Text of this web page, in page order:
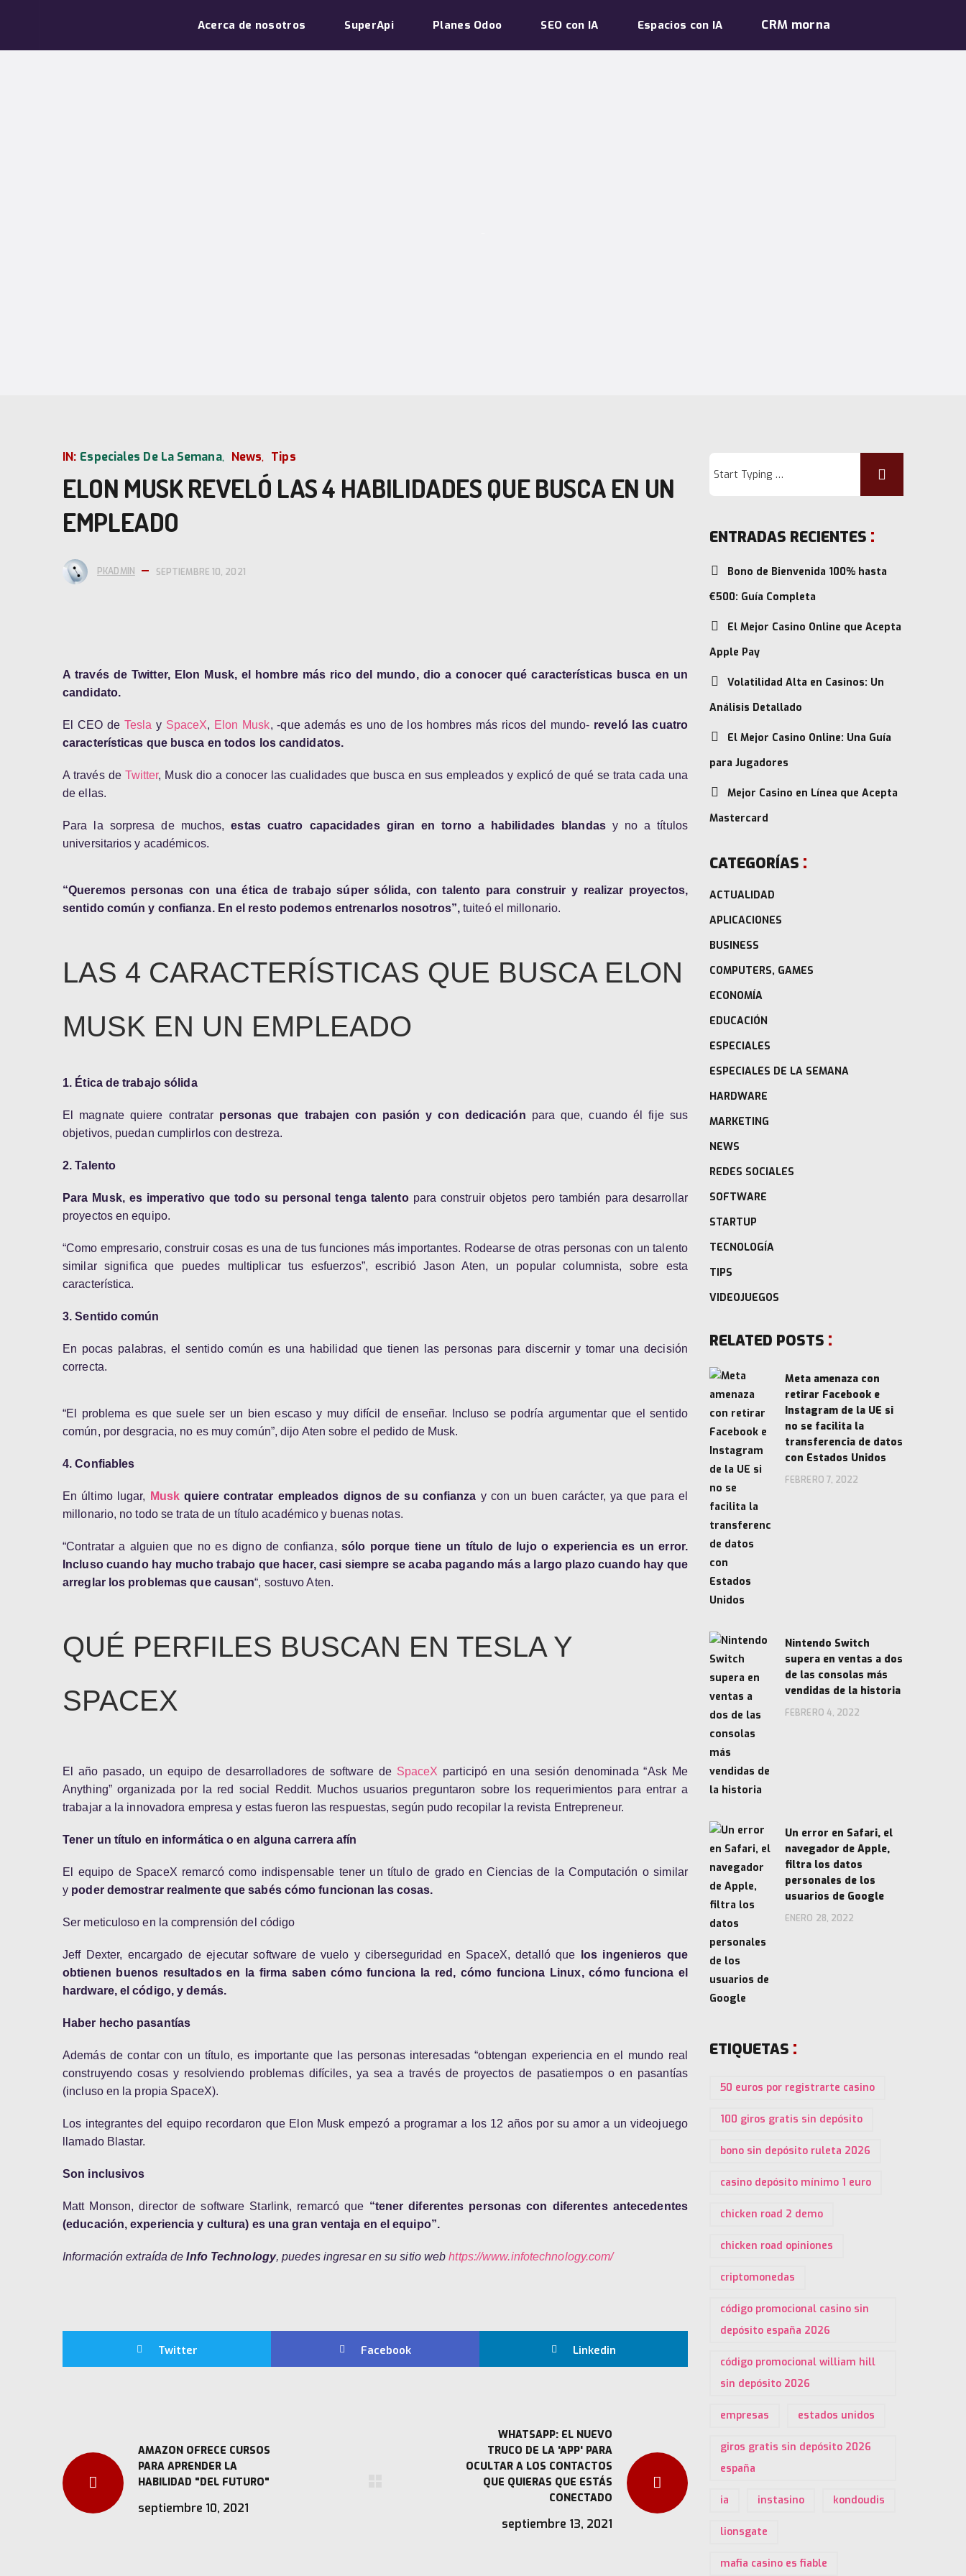
Acerca de nosotros SuperApi Planes Odoo SEO con IA Espacios con IA CRM morna
IN: Especiales De La Semana News Tips
ELON MUSK REVELÓ LAS 4 HABILIDADES QUE BUSCA EN UN
EMPLEADO
PKADMIN SEPTIEMBRE 10, 2021
A través de Twitter, Elon Musk, el hombre más rico del mundo, dio a conocer qué características busca en un
candidato.
El CEO de Tesla y SpaceX, Elon Musk, -que además es uno de los hombres más ricos del mundo- reveló las cuatro
características que busca en todos los candidatos.
A través de Twitter, Musk dio a conocer las cualidades que busca en sus empleados y explicó de qué se trata cada una
de ellas.
Para la sorpresa de muchos,estas cuatro capacidades giran en torno a habilidades blandas y no a títulos
universitarios y académicos.
“Queremos personas con una ética de trabajo súper sólida, con talento para construir y realizar proyectos,
sentido común y confianza. En el resto podemos entrenarlos nosotros”, tuiteó el millonario.
LAS 4 CARACTERÍSTICAS QUE BUSCA ELON
MUSK EN UN EMPLEADO
1. Ética de trabajo sólida
El magnate quiere contratar personas que trabajen con pasión y con dedicación para que, cuando él fije sus
objetivos, puedan cumplirlos con destreza.
2. Talento
Para Musk, es imperativo que todo su personal tenga talento para construir objetos pero también para desarrollar
proyectos en equipo.
“Como empresario, construir cosas es una de tus funciones más importantes. Rodearse de otras personas con un talento
similar significa que puedes multiplicar tus esfuerzos”, escribió Jason Aten, un popular columnista, sobre esta
característica.
3. Sentido común
En pocas palabras, el sentido común es una habilidad que tienen las personas para discernir y tomar una decisión
correcta.
“El problema es que suele ser un bien escaso y muy difícil de enseñar. Incluso se podría argumentar que el sentido
común, por desgracia, no es muy común”, dijo Aten sobre el pedido de Musk.
4. Confiables
En último lugar, Musk quiere contratar empleados dignos de su confianza y con un buen carácter, ya que para el
millonario, no todo se trata de un título académico y buenas notas.
“Contratar a alguien que no es digno de confianza,sólo porque tiene un título de lujo o experiencia es un error.
Incluso cuando hay mucho trabajo que hacer, casi siempre se acaba pagando más a largo plazo cuando hay que
arreglar los problemas que causan“, sostuvo Aten.
QUÉ PERFILES BUSCAN EN TESLA Y
SPACEX
El año pasado, un equipo de desarrolladores de software de SpaceX participó en una sesión denominada “Ask Me
Anything” organizada por la red social Reddit. Muchos usuarios preguntaron sobre los requerimientos para entrar a
trabajar a la innovadora empresa y estas fueron las respuestas, según pudo recopilar la revista Entrepreneur.
Tener un título en informática o en alguna carrera afín
El equipo de SpaceX remarcó como indispensable tener un título de grado en Ciencias de la Computación o similar
y poder demostrar realmente que sabés cómo funcionan las cosas.
Ser meticuloso en la comprensión del código
Jeff Dexter, encargado de ejecutar software de vuelo y ciberseguridad en SpaceX, detalló que
los ingenieros que
obtienen buenos resultados en la firma saben cómo funciona la red, cómo funciona Linux, cómo funciona el
hardware, el código, y demás.
Haber hecho pasantías
Además de contar con un título, es importante que las personas interesadas “obtengan experiencia en el mundo real
construyendo cosas y resolviendo problemas difíciles, ya sea a través de proyectos de pasatiempos o en pasantías
(incluso en la propia SpaceX).
Los integrantes del equipo recordaron que Elon Musk empezó a programar a los 12 años por su amor a un videojuego
llamado Blastar.
Son inclusivos
Matt Monson, director de software Starlink, remarcó que “tener diferentes personas con diferentes antecedentes
(educación, experiencia y cultura) es una gran ventaja en el equipo”.
Información extraída deInfo Technology, puedes ingresar en su sitio webhttps://www.infotechnology.com/
Twitter Facebook Linkedin
AMAZON OFRECE CURSOS
PARA APRENDER LA
HABILIDAD "DEL FUTURO"
septiembre 10, 2021
WHATSAPP: EL NUEVO
TRUCO DE LA 'APP' PARA
OCULTAR A LOS CONTACTOS
QUE QUIERAS QUE ESTÁS
CONECTADO
septiembre 13, 2021
ENTRADAS RECIENTES
Bono de Bienvenida 100% hasta
€500: Guía Completa
El Mejor Casino Online que Acepta
Apple Pay
Volatilidad Alta en Casinos: Un
Análisis Detallado
El Mejor Casino Online: Una Guía
para Jugadores
Mejor Casino en Línea que Acepta
Mastercard
CATEGORÍAS
ACTUALIDAD
APLICACIONES
BUSINESS
COMPUTERS, GAMES
ECONOMÍA
EDUCACIÓN
ESPECIALES
ESPECIALES DE LA SEMANA
HARDWARE
MARKETING
NEWS
REDES SOCIALES
SOFTWARE
STARTUP
TECNOLOGÍA
TIPS
VIDEOJUEGOS
RELATED POSTS
Meta amenaza con
retirar Facebook e
Instagram de la UE si
no se facilita la
transferencia de datos
con Estados Unidos
FEBRERO 7, 2022
Nintendo Switch
supera en ventas a dos
de las consolas más
vendidas de la historia
FEBRERO 4, 2022
Un error en Safari, el
navegador de Apple,
filtra los datos
personales de los
usuarios de Google
ENERO 28, 2022
ETIQUETAS
50 euros por registrarte casino
100 giros gratis sin depósito
bono sin depósito ruleta 2026
casino depósito mínimo 1 euro
chicken road 2 demo
chicken road opiniones
criptomonedas
código promocional casino sin
depósito españa 2026
código promocional william hill
sin depósito 2026
empresas estados unidos
giros gratis sin depósito 2026
españa
ia instasino kondoudis
lionsgate
mafia casino es fiable